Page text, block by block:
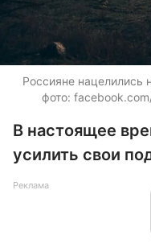
Россияне нацелились
фото:
В настоящее
усилить свои
Реклама